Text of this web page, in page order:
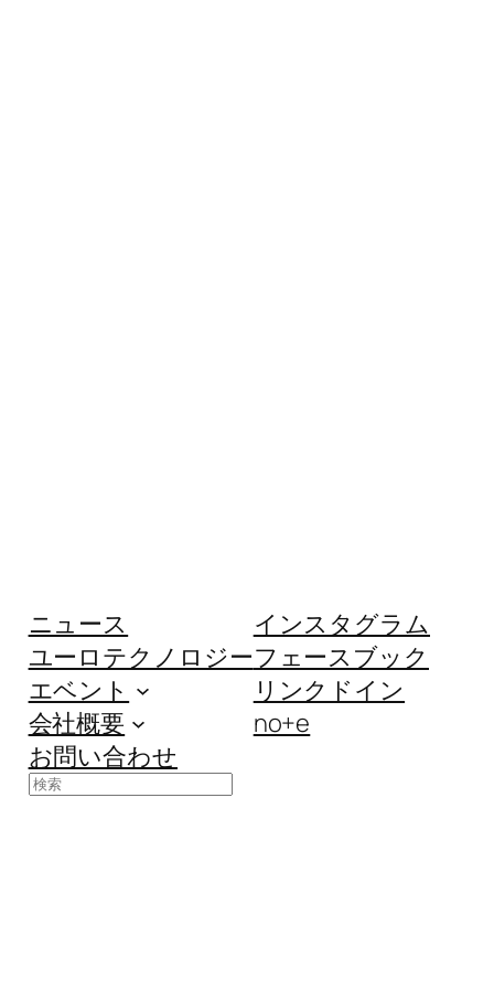
ニュース
ユーロテクノロジー
エベント
会社概要
お問い合わせ
検
インスタグラム
フェースブック
リンクドイン
no+e